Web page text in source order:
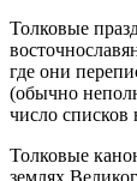
Толковые
где они
(обычно
число списков
Толковые